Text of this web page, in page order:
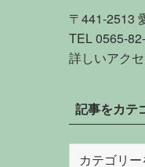
〒441-2513
TEL 0565-
詳しいアク
記事をカテ